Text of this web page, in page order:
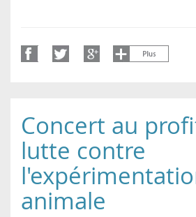
Concert au
lutte contre
animale